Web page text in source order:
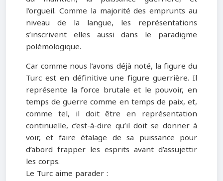
l’orgueil. Comme la majorité des emprunts au
niveau de la langue, les représentations
s’inscrivent elles aussi dans le paradigme
polémologique.
Car comme nous l’avons déjà noté, la figure du
Turc est en définitive une figure guerrière. Il
représente la force brutale et le pouvoir, en
temps de guerre comme en temps de paix, et,
comme tel, il doit être en représentation
continuelle, c’est-à-dire qu’il doit se donner à
voir, et faire étalage de sa puissance pour
d’abord frapper les esprits avant d’assujettir
les corps.
Le Turc aime parader :